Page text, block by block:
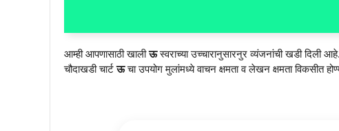
आम्ही आपणासाठी खालीऊस्वराच्या उच्चारानुसारनुर व्यंजनांची खडी दिली आहे.
चौदाखडी चार्टऊचा उपयोग मुलांमध्ये वाचन क्षमता व लेखन क्षमता विकसीत